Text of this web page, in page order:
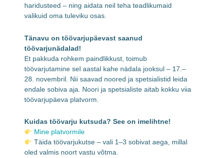
haridusteed – ning aidata neil teha teadlikumaid
valikuid oma tuleviku osas.
Tänavu on töövarjupäevast saanud
töövarjunädalad!
Et pakkuda rohkem paindlikkust, toimub
töövarjutamine sel aastal kahe nädala jooksul – 17.–
28. novembril. Nii saavad noored ja spetsialistid leida
endale sobiva aja. Noori ja spetsialiste aitab kokku viia
töövarjupäeva platvorm.
Kuidas töövarju kutsuda? See on imelihtne!
Mine platvormile
Täida töövarjukutse – vali 1–3 sobivat aega, millal
oled valmis noort vastu võtma.